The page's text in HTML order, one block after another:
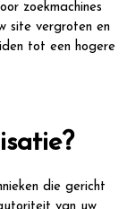
zoekmachines
site vergroten en
tot een hogere
die gericht